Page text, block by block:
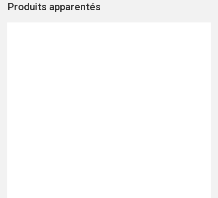
Produits apparentés